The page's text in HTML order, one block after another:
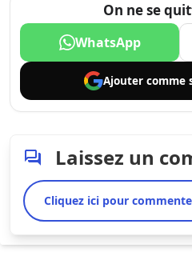
On ne se
WhatsApp
Ajouter comme
Laissez un
Cliquez ici pour